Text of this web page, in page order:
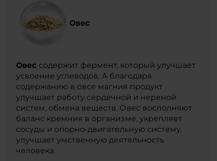
Овес
Овес содержит фермент, который улучшает
усвоение углеводов. А благодаря
содержанию в овсе магния продукт
улучшает работу сердечной и нервной
систем, обмена веществ. Овес восполняют
баланс кремния в организме, укрепляет
сосуды и опорно-двигательную систему,
улучшает умственную деятельность
человека.